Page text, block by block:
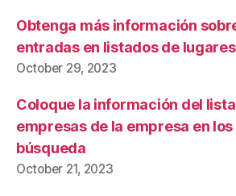
Obtenga más información
entradas en listados de
October 29, 2023
Coloque la información del
empresas de la empresa en
búsqueda
October 21, 2023